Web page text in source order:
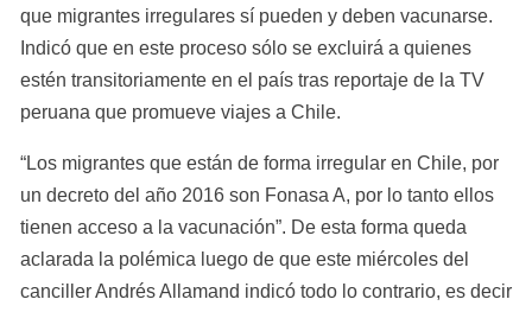
que migrantes irregulares sí pueden y deben vacunarse.
Indicó que en este proceso sólo se excluirá a quienes
estén transitoriamente en el país tras reportaje de la TV
peruana que promueve viajes a Chile.
“Los migrantes que están de forma irregular en Chile, por
un decreto del año 2016 son Fonasa A, por lo tanto ellos
tienen acceso a la vacunación”. De esta forma queda
aclarada la polémica luego de que este miércoles del
canciller Andrés Allamand indicó todo lo contrario, es decir